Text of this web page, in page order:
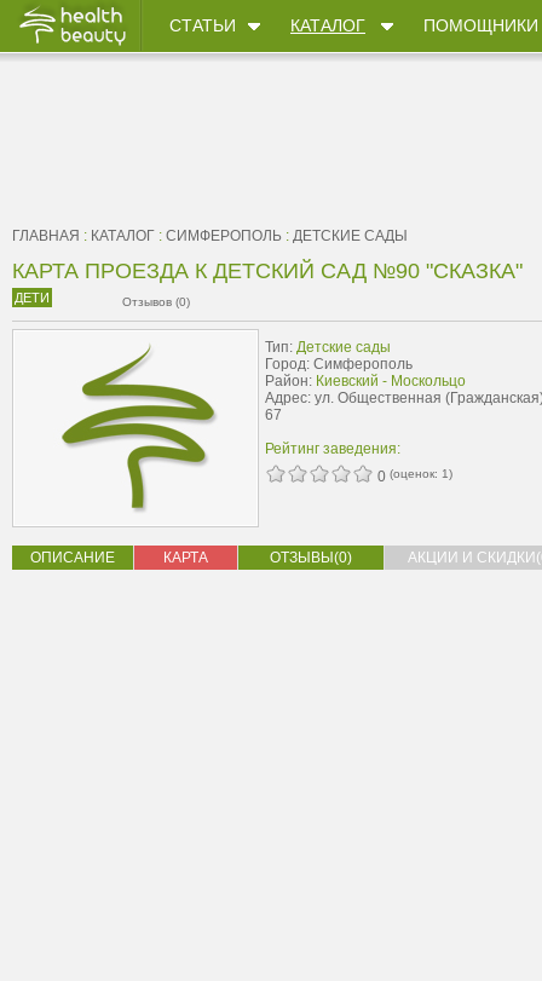
СТАТЬИ КАТАЛОГ ПОМОЩНИКИ
ГЛАВНАЯ : КАТАЛОГ : СИМФЕРОПОЛЬ : ДЕТСКИЕ САДЫ
КАРТА ПРОЕЗДА К ДЕТСКИЙ САД №90 "СКАЗКА"
ДЕТИ Отзывов (0)
Тип: Детские сады
Город: Симферополь
Район: Киевский - Москольцо
Адрес: ул. Общественная
67
Рейтинг заведения:
0 (оценок: 1)
ОПИСАНИЕ КАРТА ОТЗЫВЫ(0) АКЦИИ И